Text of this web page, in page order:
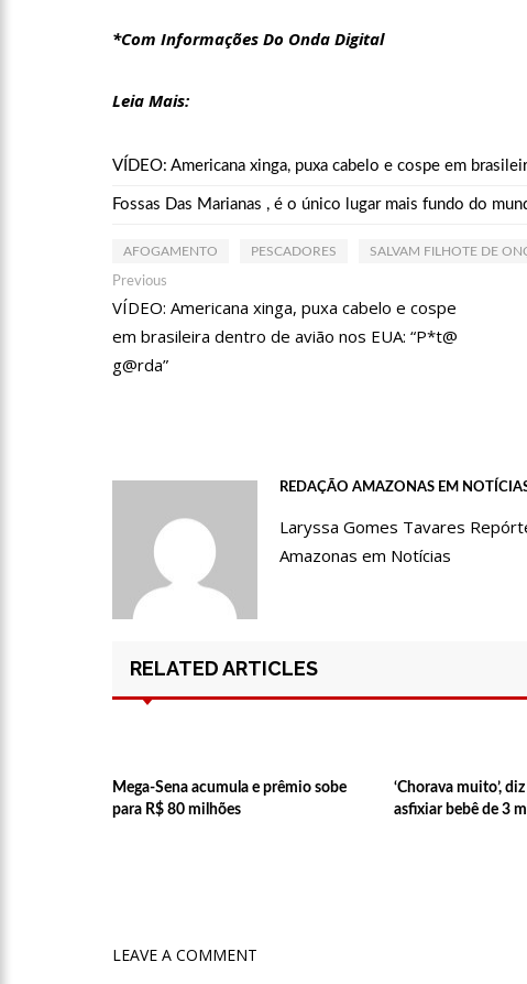
15:39 Provas do concurso da
Conservação Estaduais
20:34 Capacitação para
Manaus.
Após Receber R$21,4
19:03 Deputado Péricles Faz
594 doses vencidas da
*Com Informações Do Onda Digital
Leia Mais:
VÍDEO: Americana xinga, puxa cabelo e cospe em
Fossas Das Marianas , é o único lugar mais fundo do
AFOGAMENTO PESCADORES SALVAM FILHOTE DE
Navegação
de
Post
Previous
post:
VÍDEO: Americana xinga, puxa cabelo e cospe
em brasileira dentro de avião nos EUA: “P*t@
g@rda”
REDAÇÃO AMAZONAS EM
Laryssa Gomes Tavares
Amazonas em Notícias
RELATED ARTICLES
Mega-Sena acumula e prêmio sobe
para R$ 80 milhões
‘Chorava muito’,
asfixiar bebê de 3
LEAVE A COMMENT